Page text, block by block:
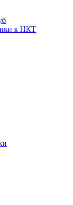
к НКТ